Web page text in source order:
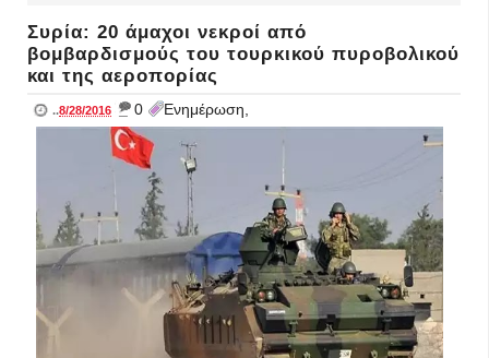
Συρία: 20 άμαχοι νεκροί από
βομβαρδισμούς του τουρκικού πυροβολικού
και της αεροπορίας
..8/28/2016 _ 0 Ενημέρωση,